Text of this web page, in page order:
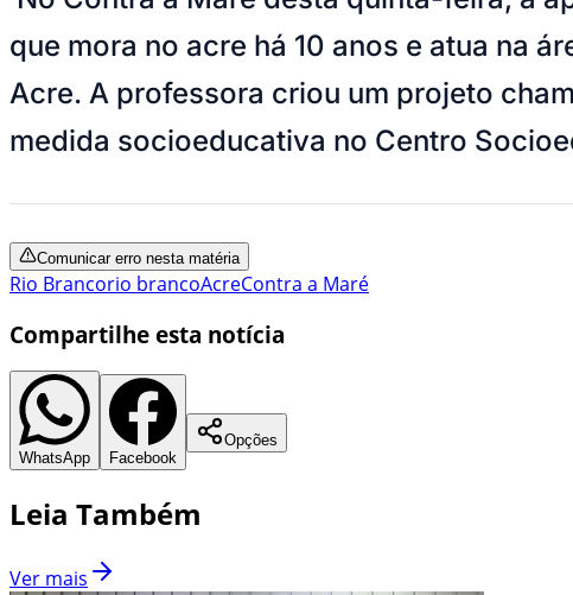
que mora no acre há 10 anos e atua na
Acre. A professora criou um projeto
medida socioeducativa no Centro
Comunicar erro nesta matéria
Rio Brancorio brancoAcreContra a Maré
Compartilhe esta notícia
WhatsApp Facebook
Opções
Leia Também
Ver mais